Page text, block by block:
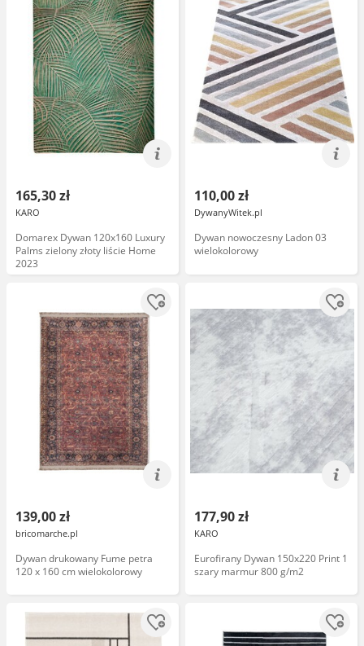
165,30 zł
KARO
Domarex Dywan 120x160 Luxury
Palms zielony złoty liście Home
2023
110,00 zł
DywanyWitek.pl
Dywan nowoczesny Ladon 03
wielokolorowy
139,00 zł
bricomarche.pl
Dywan drukowany Fume petra
120 x 160 cm wielokolorowy
177,90 zł
KARO
Eurofirany Dywan 150x220 Print 1
szary marmur 800 g/m2